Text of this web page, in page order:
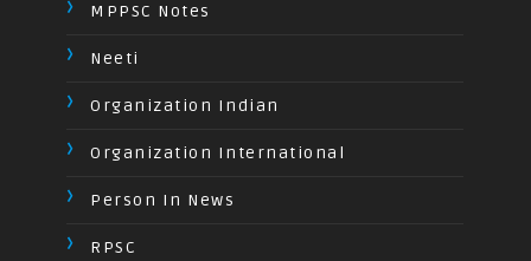
MPPSC Notes
Neeti
Organization Indian
Organization International
Person In News
RPSC